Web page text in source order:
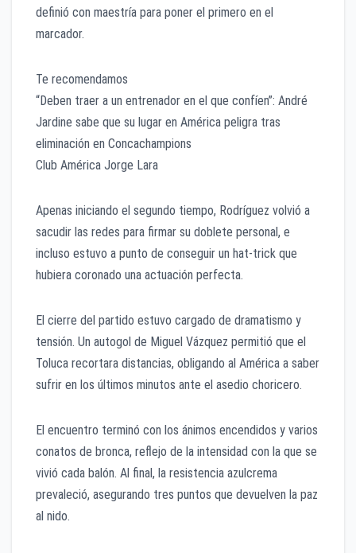
definió con maestría para poner el primero en el
marcador.
Te recomendamos
“Deben traer a un entrenador en el que confíen”: André
Jardine sabe que su lugar en América peligra tras
eliminación en Concachampions
Club América Jorge Lara
Apenas iniciando el segundo tiempo, Rodríguez volvió a
sacudir las redes para firmar su doblete personal, e
incluso estuvo a punto de conseguir un hat-trick que
hubiera coronado una actuación perfecta.
El cierre del partido estuvo cargado de dramatismo y
tensión. Un autogol de Miguel Vázquez permitió que el
Toluca recortara distancias, obligando al América a saber
sufrir en los últimos minutos ante el asedio choricero.
El encuentro terminó con los ánimos encendidos y varios
conatos de bronca, reflejo de la intensidad con la que se
vivió cada balón. Al final, la resistencia azulcrema
prevaleció, asegurando tres puntos que devuelven la paz
al nido.